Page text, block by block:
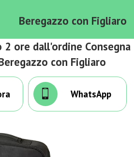
Beregazzo con Figliaro
ore dall'ordine Consegna
con Figliaro
WhatsApp